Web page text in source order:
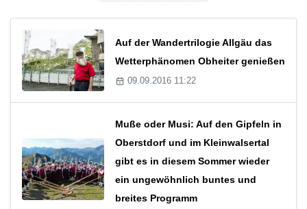
Auf der Wandertrilogie Allgäu das
Wetterphänomen Obheiter genießen
09.09.2016 11:22
Muße oder Musi: Auf den Gipfeln in
Oberstdorf und im Kleinwalsertal
gibt es in diesem Sommer wieder
ein ungewöhnlich buntes und
breites Programm